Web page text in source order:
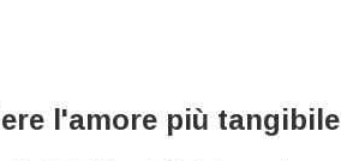
l'amore più tangibile